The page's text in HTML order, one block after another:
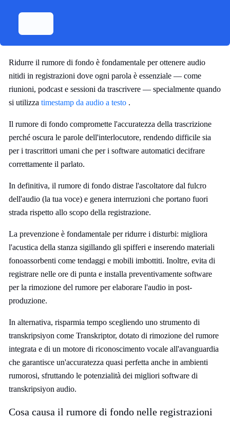
Ridurre il rumore di fondo è fondamentale per ottenere audio
nitidi in registrazioni dove ogni parola è essenziale — come
riunioni, podcast e sessioni da trascrivere — specialmente quando
si utilizza timestamp da audio a testo .
Il rumore di fondo compromette l'accuratezza della trascrizione
perché oscura le parole dell'interlocutore, rendendo difficile sia
per i trascrittori umani che per i software automatici decifrare
correttamente il parlato.
In definitiva, il rumore di fondo distrae l'ascoltatore dal fulcro
dell'audio (la tua voce) e genera interruzioni che portano fuori
strada rispetto allo scopo della registrazione.
La prevenzione è fondamentale per ridurre i disturbi: migliora
l'acustica della stanza sigillando gli spifferi e inserendo materiali
fonoassorbenti come tendaggi e mobili imbottiti. Inoltre, evita di
registrare nelle ore di punta e installa preventivamente software
per la rimozione del rumore per elaborare l'audio in post-
produzione.
In alternativa, risparmia tempo scegliendo uno strumento di
transkripsiyon come Transkriptor, dotato di rimozione del rumore
integrata e di un motore di riconoscimento vocale all'avanguardia
che garantisce un'accuratezza quasi perfetta anche in ambienti
rumorosi, sfruttando le potenzialità dei migliori software di
transkripsiyon audio.
Cosa causa il rumore di fondo nelle registrazioni